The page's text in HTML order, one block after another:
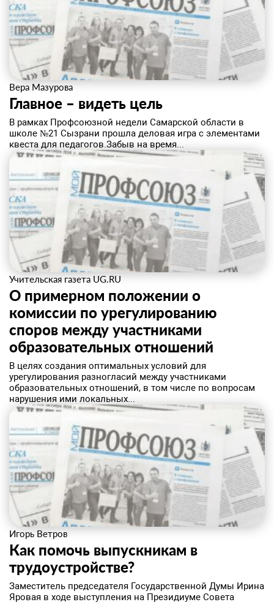
Вера Мазурова
​Главное – видеть цель
В рамках Профсоюзной недели Самарской области в
школе №21 Сызрани прошла деловая игра с элементами
квеста для педагогов.Забыв на время...
Учительская газета UG.RU
О примерном положении о
комиссии по урегулированию
споров между участниками
образовательных отношений
​В целях создания оптимальных условий для
урегулирования разногласий между участниками
образовательных отношений, в том числе по вопросам
нарушения ими локальных...
Игорь Ветров
​Как помочь выпускникам в
трудоустройстве?
Заместитель председателя Государственной Думы Ирина
Яровая в ходе выступления на Президиуме Совета